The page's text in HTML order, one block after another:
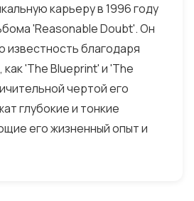
карьеру в 1996 году
'Reasonable Doubt'. Он
известность благодаря
'The Blueprint' и 'The
чертой его
глубокие и тонкие
его жизненный опыт и